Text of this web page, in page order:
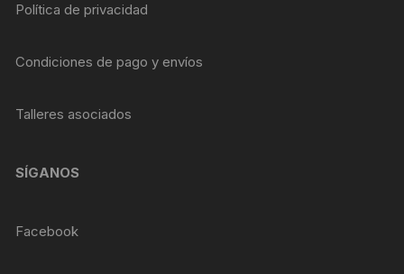
Política de privacidad
Condiciones de pago y envíos
Talleres asociados
SÍGANOS
Facebook